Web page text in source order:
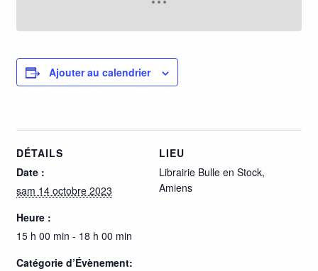
Ajouter au calendrier
DÉTAILS
Date :
sam 14 octobre 2023
Heure :
15 h 00 min - 18 h 00 min
Catégorie d’Évènement:
LIEU
Librairie Bulle en Stock,
Amiens